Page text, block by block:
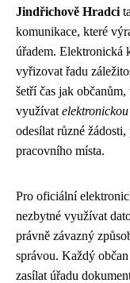
Jindřichově Hradci
komunikace, které
úřadem. Elektronická
vyřizovat řadu
šetří čas jak
využívat
odesílat různé
pracovního místa.
Pro oficiální
nezbytné využívat
právně závazný
správou. Každý
zasílat úřadu